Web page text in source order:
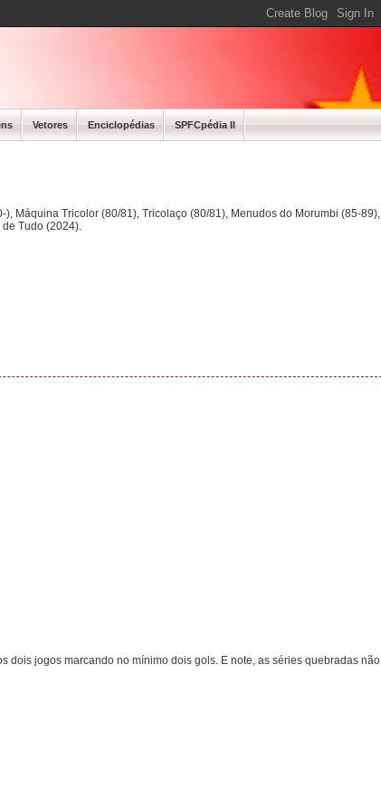
Vetores Enciclopédias SPFCpédia II
Máquina Tricolor (80/81), Tricolaço (80/81), Menudos do Morumbi (85-
Tudo (2024).
jogos marcando no mínimo dois gols. E note, as séries quebradas